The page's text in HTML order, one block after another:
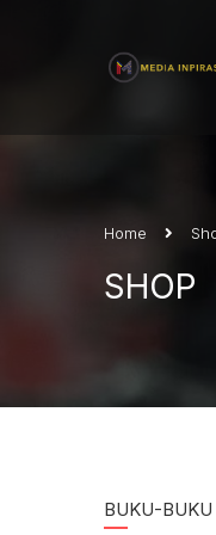
Home
SHOP
BUKU-BUKU